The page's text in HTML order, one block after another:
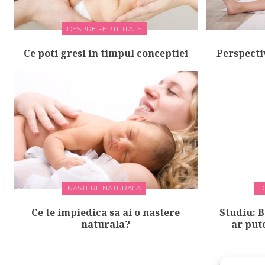
DESPRE FERTILITATE
Ce poti gresi in timpul conceptiei
NASTERE NATURALA
Ce te impiedica sa ai o nastere
naturala?
Studiu:
ar